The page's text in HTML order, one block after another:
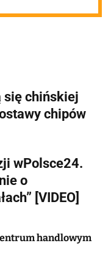
się chińskiej
chipów
wPolsce24.
o
[VIDEO]
handlowym